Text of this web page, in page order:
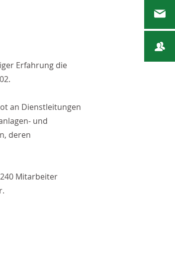
Erfahrung die
an Dienstleitungen
und
deren
Mitarbeiter